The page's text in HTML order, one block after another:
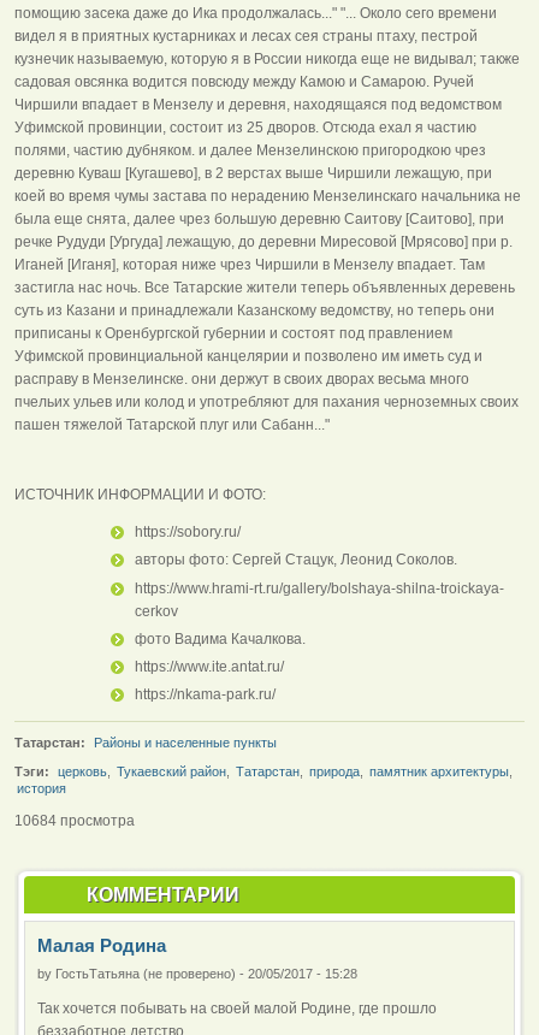
помощию засека даже до Ика продолжалась..." "... Около сего времени
видел я в приятных кустарниках и лесах сея страны птаху, пестрой
кузнечик называемую, которую я в России никогда еще не видывал; также
садовая овсянка водится повсюду между Камою и Самарою. Ручей
Чиршили впадает в Мензелу и деревня, находящаяся под ведомством
Уфимской провинции, состоит из 25 дворов. Отсюда ехал я частию
полями, частию дубняком. и далее Мензелинскою пригородкою чрез
деревню Куваш [Кугашево], в 2 верстах выше Чиршили лежащую, при
коей во время чумы застава по нерадению Мензелинскаго начальника не
была еще снята, далее чрез большую деревню Саитову [Саитово], при
речке Рудуди [Ургуда] лежащую, до деревни Миресовой [Мрясово] при р.
Иганей [Иганя], которая ниже чрез Чиршили в Мензелу впадает. Там
застигла нас ночь. Все Татарские жители теперь объявленных деревень
суть из Казани и принадлежали Казанскому ведомству, но теперь они
приписаны к Оренбургской губернии и состоят под правлением
Уфимской провинциальной канцелярии и позволено им иметь суд и
расправу в Мензелинске. они держут в своих дворах весьма много
пчельих ульев или колод и употребляют для пахания черноземных своих
пашен тяжелой Татарской плуг или Сабанн..."
ИСТОЧНИК ИНФОРМАЦИИ И ФОТО:
https://sobory.ru/
авторы фото: Сергей Стацук, Леонид Соколов.
https://www.hrami-rt.ru/gallery/bolshaya-shilna-troickaya-
cerkov
фото Вадима Качалкова.
https://www.ite.antat.ru/
https://nkama-park.ru/
Татарстан:
Районы и населенные пункты
Тэги:
церковь Тукаевский район Татарстан природа памятник архитектуры
история
10684 просмотра
КОММЕНТАРИИ
Малая Родина
by ГостьТатьяна (не проверено) - 20/05/2017 - 15:28
Так хочется побывать на своей малой Родине, где прошло
беззаботное детство.